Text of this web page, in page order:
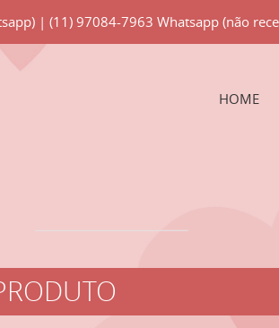
| (11) 97084-7963 Whatsapp (não
HOME